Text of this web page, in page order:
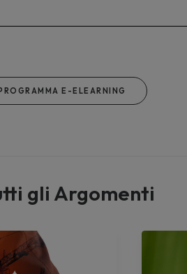
E-ELEARNING
gli Argomenti